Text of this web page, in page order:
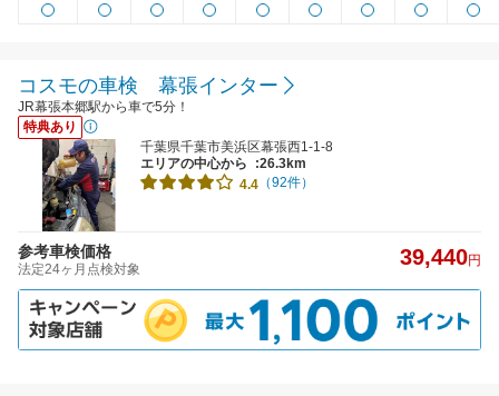
コスモの車検 幕張インター
JR幕張本郷駅から車で5分！
特典あり
千葉県千葉市美浜区幕張西1-1-8
エリアの中心から
:26.3km
4.4 （92件）
参考車検価格
法定24ヶ月点検対象 39,440円